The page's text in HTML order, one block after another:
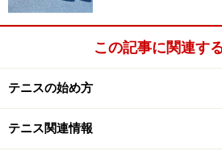
この記事に関連す
テニスの始め方
テニス関連情報